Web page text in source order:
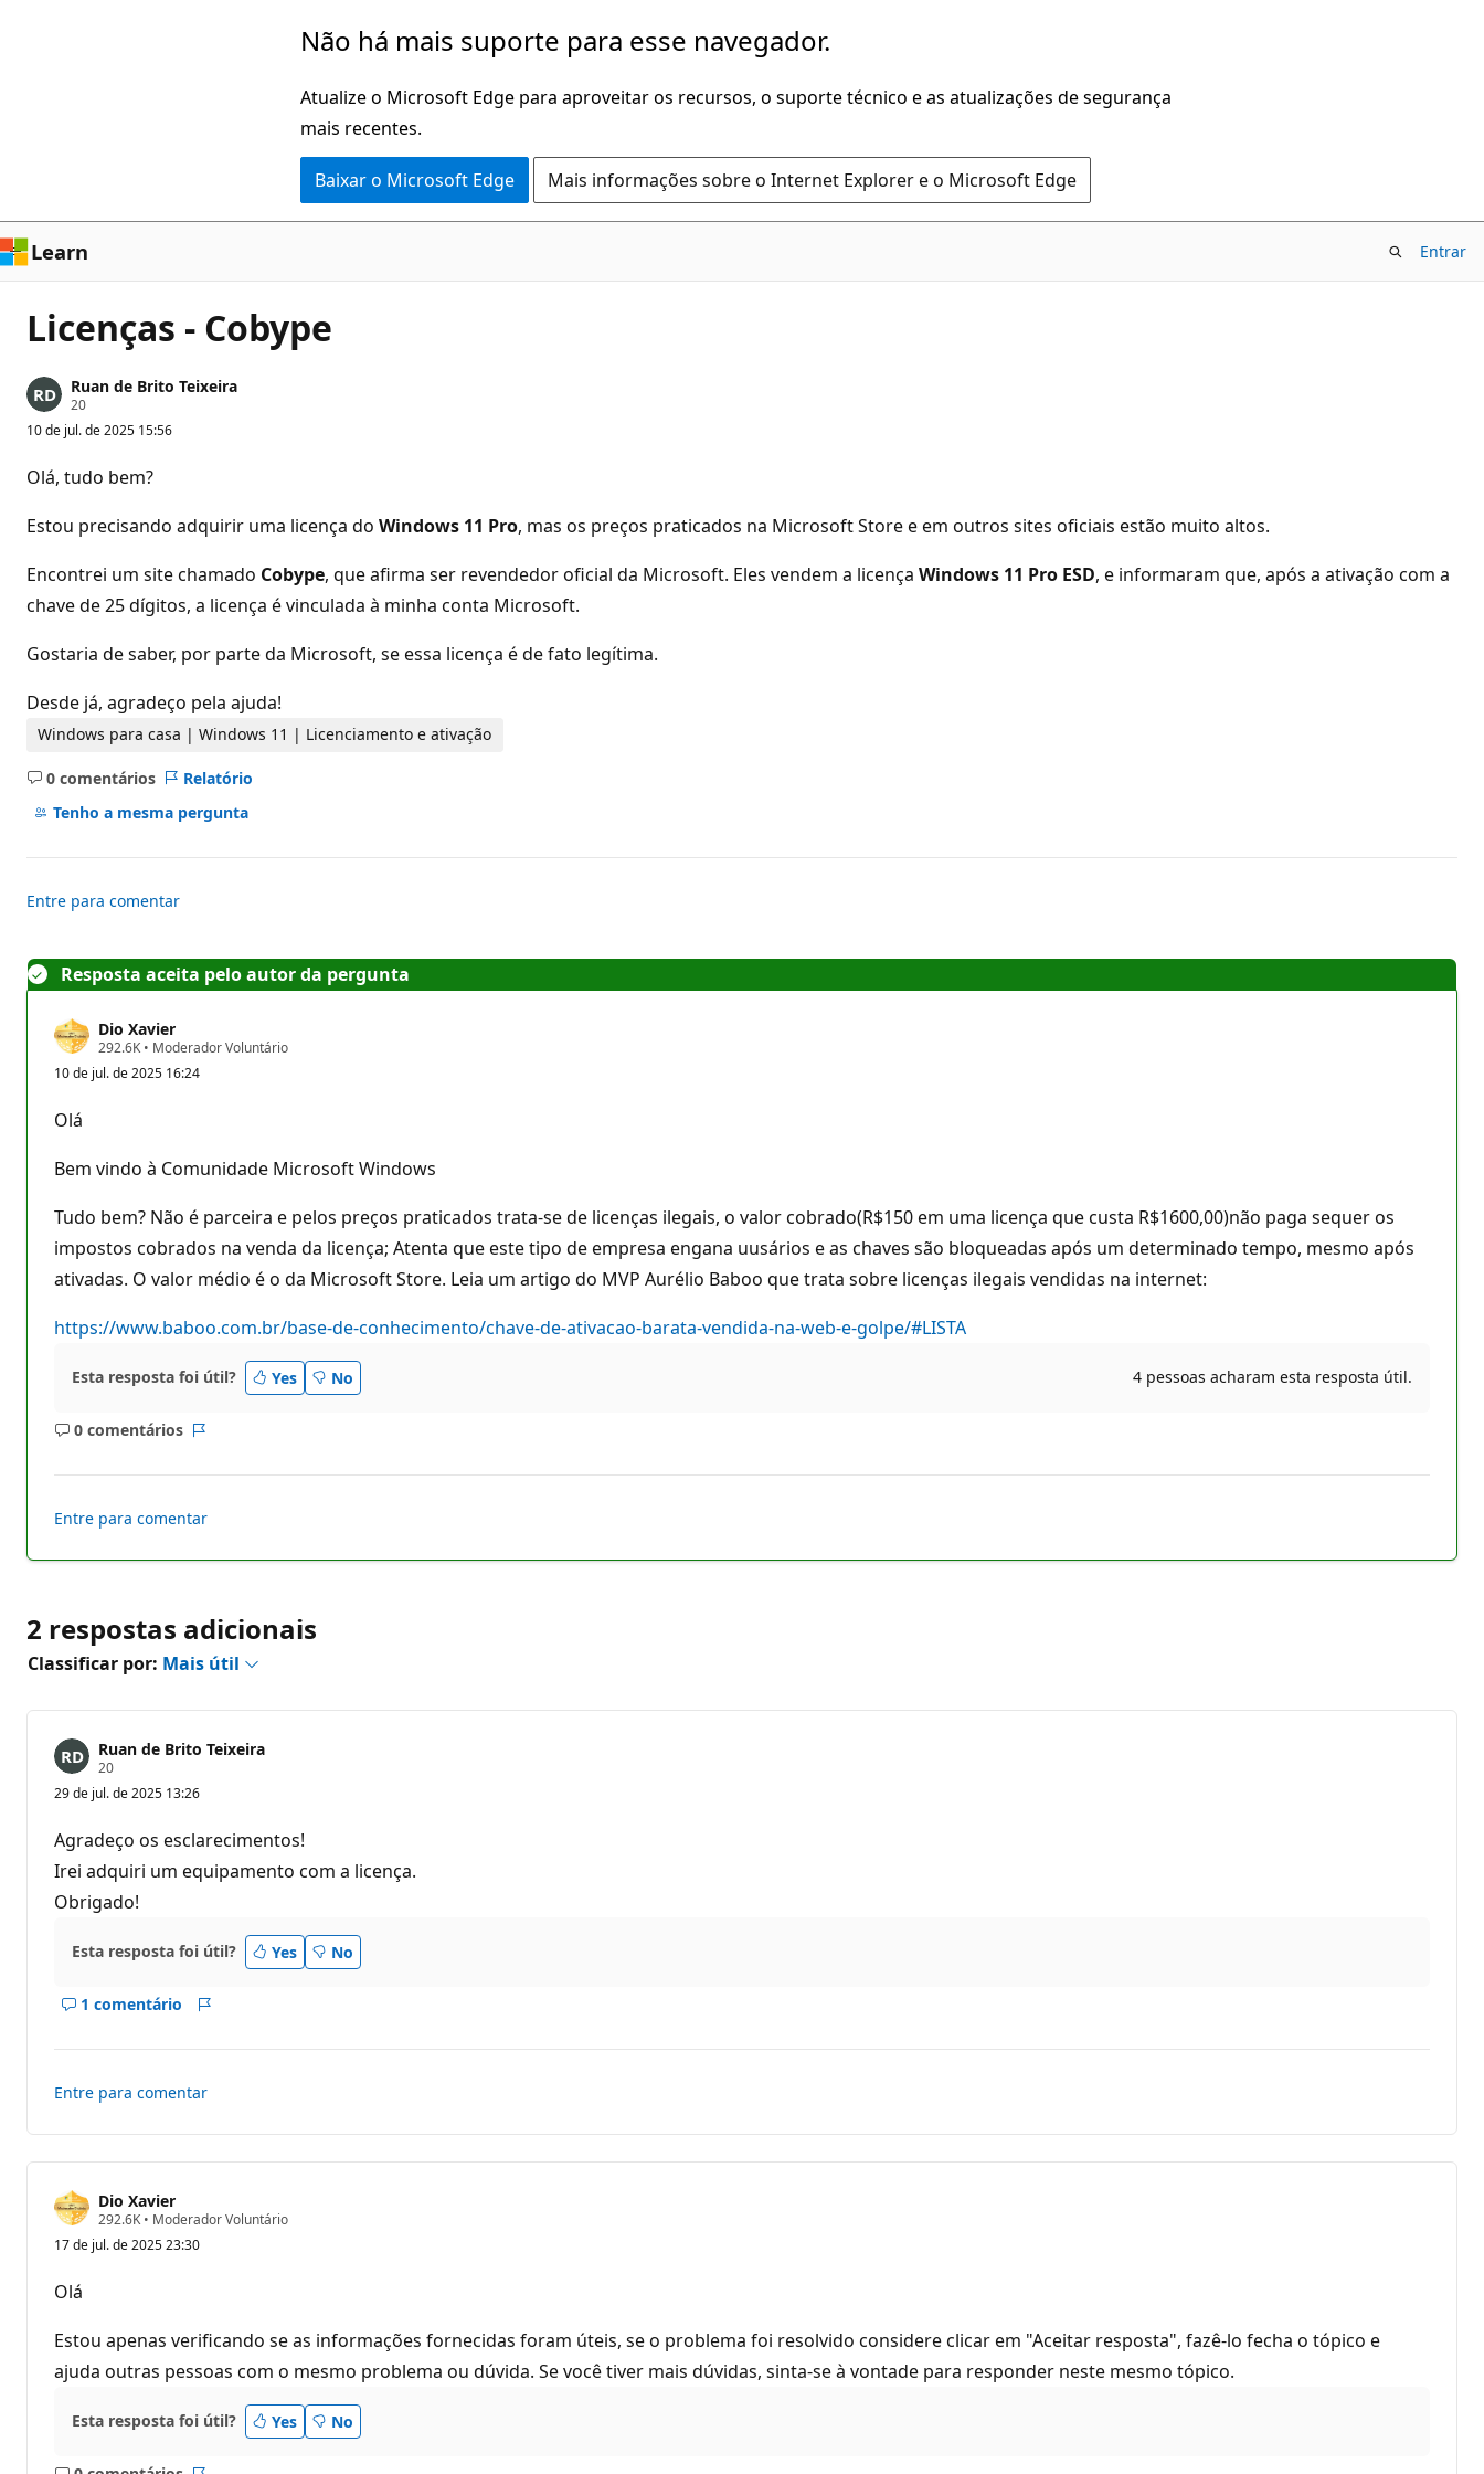
Não há mais suporte para esse navegador.
Atualize o Microsoft Edge para aproveitar os recursos, o suporte técnico e as atualizações de segurança
mais recentes.
Baixar o Microsoft Edge Mais informações sobre o Internet Explorer e o Microsoft Edge
Learn Entrar
Licenças - Cobype
Ruan de Brito Teixeira
20P
o
n
o
s
e
r
p
u
t
ã
10 de jul. de 2025 15:56
Olá, tudo bem?
Estou precisando adquirir uma licença do Windows 11 Pro, mas os preços praticados na Microsoft Store e em outros sites oficiais estão muito altos.
Encontrei um site chamado Cobype, que afirma ser revendedor oficial da Microsoft. Eles vendem a licença Windows 11 Pro ESD, e informaram que, após a ativação com a
chave de 25 dígitos, a licença é vinculada à minha conta Microsoft.
Gostaria de saber, por parte da Microsoft, se essa licença é de fato legítima.
Desde já, agradeço pela ajuda!
Windows para casa | Windows 11 | Licenciamento e ativação
0 comentários
Sem
comentários
Relatório
Tenho a mesma pergunta
Entre para comentar
Resposta aceita pelo autor da pergunta
Dio Xavier
292.6K P
n
e
r
p
t
ç
• Moderador Voluntário
10 de jul. de 2025 16:24
Olá
Bem vindo à Comunidade Microsoft Windows
Tudo bem? Não é parceira e pelos preços praticados trata-se de licenças ilegais, o valor cobrado(R$150 em uma licença que custa R$1600,00)não paga sequer os
impostos cobrados na venda da licença; Atenta que este tipo de empresa engana uusários e as chaves são bloqueadas após um determinado tempo, mesmo após
ativadas. O valor médio é o da Microsoft Store. Leia um artigo do MVP Aurélio Baboo que trata sobre licenças ilegais vendidas na internet:
https://www.baboo.com.br/base-de-conhecimento/chave-de-ativacao-barata-vendida-na-web-e-golpe/#LISTA
Esta resposta foi útil? Yes No 4 pessoas acharam esta resposta útil.
0 comentários
Sem
Entre para comentar
2 respostas adicionais
Classificar por: Mais útil
Ruan de Brito Teixeira
20P
o
n
o
s
d
e
r
u
ç
ã
29 de jul. de 2025 13:26
Agradeço os esclarecimentos!
Irei adquiri um equipamento com a licença.
Obrigado!
Esta resposta foi útil? Yes No
1 comentário
Mostrar
Entre para comentar
Dio Xavier
292.6K P
n
e
r
e
p
t
ã
• Moderador Voluntário
17 de jul. de 2025 23:30
Olá
Estou apenas verificando se as informações fornecidas foram úteis, se o problema foi resolvido considere clicar em "Aceitar resposta", fazê-lo fecha o tópico e
ajuda outras pessoas com o mesmo problema ou dúvida. Se você tiver mais dúvidas, sinta-se à vontade para responder neste mesmo tópico.
Esta resposta foi útil? Yes No